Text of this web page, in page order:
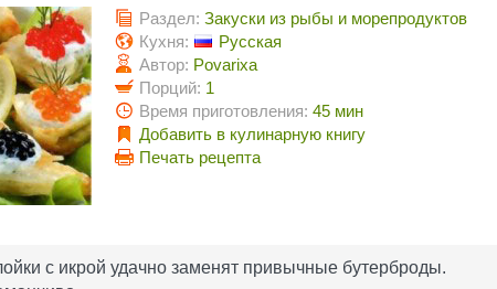
Раздел: Закуски из рыбы и морепродуктов
Кухня:
Русская
Автор: Povarixa
Порций: 1
Время приготовления: 45 мин
Добавить в кулинарную книгу
Печать рецепта
с икрой удачно заменят привычные бутерброды.